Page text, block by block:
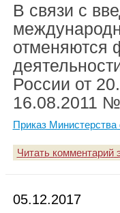
В связи с
отменяются
России от
16.08.2011
Приказ
Читать комментарий
05.12.2017